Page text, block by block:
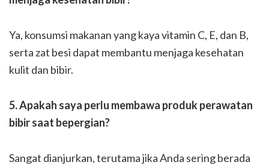
Ya, konsumsi makanan yang kaya vitamin C, E, dan B,
serta zat besi dapat membantu menjaga kesehatan
kulit dan bibir.
5. Apakah saya perlu membawa produk perawatan
bibir saat bepergian?
Sangat dianjurkan, terutama jika Anda sering berada